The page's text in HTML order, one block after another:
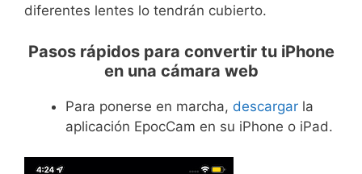
diferentes lentes lo tendrán cubierto.
Pasos rápidos para convertir tu iPhone
en una cámara web
Para ponerse en marcha, descargar la
aplicación EpocCam en su iPhone o iPad.